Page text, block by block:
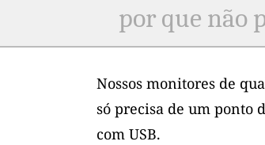
por que não
Nossos monitores de
só precisa de um ponto
com USB.